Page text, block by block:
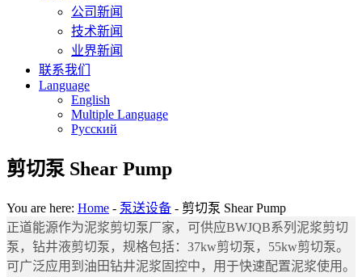
公司新闻
技术新闻
业界新闻
联系我们
Language
English
Multiple Language
Русский
剪切泵 Shear Pump
You are here: Home - 泵送设备 - 剪切泵 Shear Pump
正道能源作为泥浆剪切泵厂家，可供应BWJQB系列泥浆剪切
泵，钻井液剪切泵，规格包括：37kw剪切泵，55kw剪切泵。
可广泛应用到油田钻井泥浆固控中，用于快速配置泥浆使用。